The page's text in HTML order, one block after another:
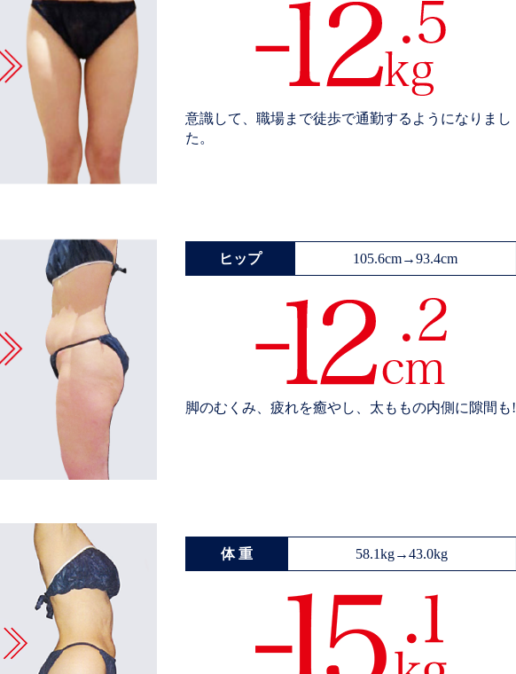
意識して、職場まで徒歩で通勤するようになりまし
た。
ヒップ 105.6cm→93.4cm
脚のむくみ、疲れを癒やし、太ももの内側に隙間も!
体 重 58.1kg→43.0kg